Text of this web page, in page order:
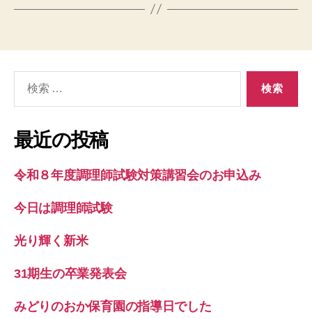
象:
最近の投稿
令和８年度調理師試験対策講習会のお申込み
今日は調理師試験
光り輝く新米
31期生の卒業発表会
みどりのおか保育園の指導日でした